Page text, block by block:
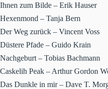
Ihnen zum Bilde – Erik Hauser
Hexenmond – Tanja Bern
Der Weg zurück – Vincent Voss
Düstere Pfade – Guido Krain
Nachgeburt – Tobias Bachmann
Caskelih Peak – Arthur Gordon
Das Dunkle in mir – Dave T.